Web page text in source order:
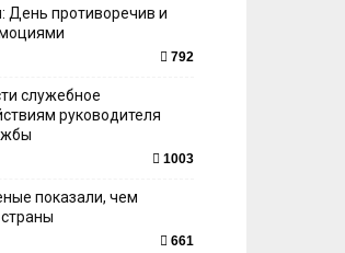
День противоречив и
792
служебное
руководителя
1003
показали, чем
661